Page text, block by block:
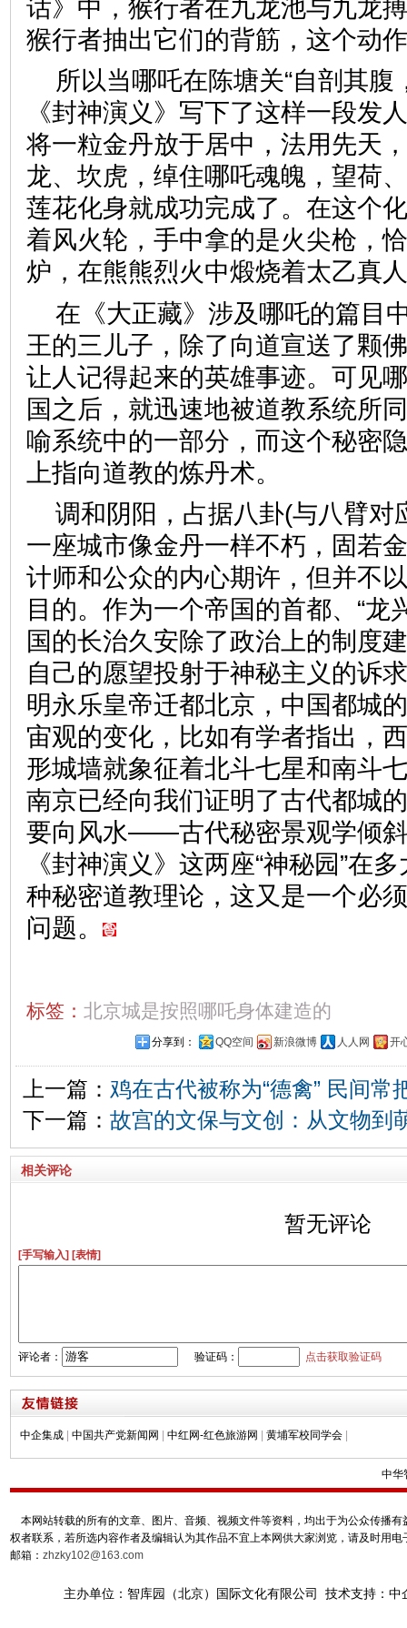
话》中，猴行者在九龙池与九龙
猴行者抽出它们的背筋，这个动
所以当哪吒在陈塘关“自剖其腹
《封神演义》写下了这样一段发
将一粒金丹放于居中，法用先天
龙、坎虎，绰住哪吒魂魄，望荷
莲花化身就成功完成了。在这个
着风火轮，手中拿的是火尖枪，
炉，在熊熊烈火中煅烧着太乙真
在《大正藏》涉及哪吒的篇目
王的三儿子，除了向道宣送了颗
让人记得起来的英雄事迹。可见
国之后，就迅速地被道教系统所
喻系统中的一部分，而这个秘密
上指向道教的炼丹术。
调和阴阳，占据八卦(与八臂对
一座城市像金丹一样不朽，固若
计师和公众的内心期许，但并不
目的。作为一个帝国的首都、“龙
国的长治久安除了政治上的制度
自己的愿望投射于神秘主义的诉
明永乐皇帝迁都北京，中国都城
宙观的变化，比如有学者指出，
形城墙就象征着北斗七星和南斗
南京已经向我们证明了古代都城
要向风水——古代秘密景观学倾
《封神演义》这两座“神秘园”在
种秘密道教理论，这又是一个必
问题。
标签： 北京城是按照哪吒身体建造的
分享到： QQ空间 新浪微博 人人网 开
上一篇： 鸡在古代被称为“德禽” 民间常
下一篇： 故宫的文保与文创：从文物到
相关评论
暂无评论
[手写输入] [表情]
评论者： 验证码： 点击获取验证码
中企集成 中国共产党新闻网 中红网-红色旅游网 黄埔军校同学会
中华
本网站转载的所有的文章、图片、音频、视频文件等资料，均出于为公众传播
权者联系，若所选内容作者及编辑认为其作品不宜上本网供大家浏览，请及时用
邮箱： zhzky102@163.com
主办单位：智库园（北京）国际文化有限公司 技术支持：